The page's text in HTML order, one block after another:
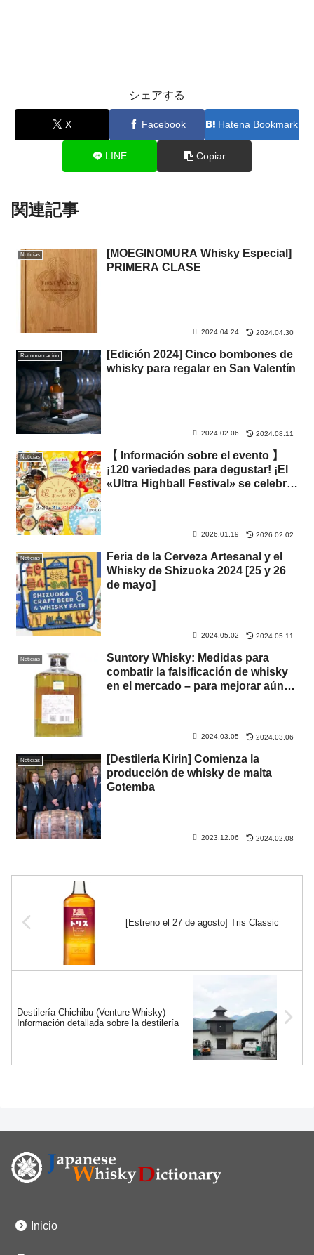
シェアする
X Facebook Hatena Bookmark
LINE Copiar
関連記事
Noticias
[MOEGINOMURA Whisky Especial]
PRIMERA CLASE
2024.04.24 2024.04.30
Recomendación
[Edición 2024] Cinco bombones de
whisky para regalar en San Valentín
2024.02.06 2024.08.11
Noticias
【 Información sobre el evento 】
¡120 variedades para degustar! ¡El
«Ultra Highball Festival» se celebra
puede disfrutar de un nabe bien
caliente!
2026.01.19 2026.02.02
Noticias
Feria de la Cerveza Artesanal y el
Whisky de Shizuoka 2024 [25 y 26
de mayo]
2024.05.02 2024.05.11
Noticias
Suntory Whisky: Medidas para
combatir la falsificación de whisky
en el mercado – para mejorar aún
2024.03.05 2024.03.06
Noticias
[Destilería Kirin] Comienza la
producción de whisky de malta
Gotemba
2023.12.06 2024.02.08
[Estreno el 27 de agosto] Tris Classic
Destilería Chichibu (Venture Whisky)｜
Información detallada sobre la destilería
Inicio